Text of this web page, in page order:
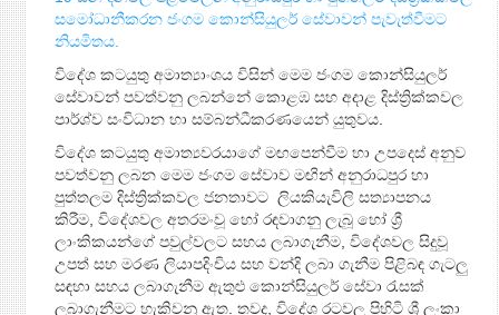
සමෝධානීකරන ජංගම කොන්සියුලර් සේවාවන් පැවැත්වීමට
නියමිතය.
විදේශ කටයුතු අමාත්‍යාංශය විසින් මෙම ජංගම කොන්සියුලර්
සේවාවන් පවත්වනු ලබන්නේ කොළඹ සහ අදාළ දිස්ත්‍රික්කවල
පාර්ශ්ව සංවිධාන හා සම්බන්ධීකරණයෙන් යුතුවය.
විදේශ කටයුතු අමාත්‍යවරයාගේ මඟපෙන්වීම හා උපදෙස් අනුව
පවත්වනු ලබන මෙම ජංගම සේවාව මඟින් අනුරාධපුර හා
පුත්තලම දිස්ත්‍රික්කවල ජනතාවට ලියකියැවිලි සත්‍යාපනය
කිරීම, විදේශවල අතරමංවූ හෝ රඳවාගනු ලැබූ හෝ ශ්‍රී
ලාංකිකයන්ගේ පවුල්වලට සහය ලබාගැනීම, විදේශවල සිදුවූ
උපත් සහ මරණ ලියාපදිංචිය සහ වන්දි ලබා ගැනීම පිළිබඳ ගැටලු
සඳහා සහය ලබාගැනීම ඇතුළු කොන්සියුලර් සේවා රැසක්
ලබාගැනීමට හැකිවනු ඇත. තවද, විදේශ රටවල පිහිටි ශ්‍රී ලංකා